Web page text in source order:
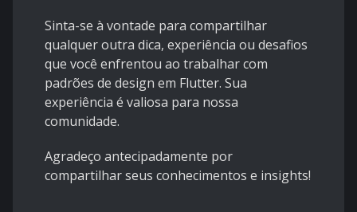
Sinta-se à vontade para compartilhar
qualquer outra dica, experiência ou desafios
que você enfrentou ao trabalhar com
padrões de design em Flutter. Sua
experiência é valiosa para nossa
comunidade.
Agradeço antecipadamente por
compartilhar seus conhecimentos e insights!